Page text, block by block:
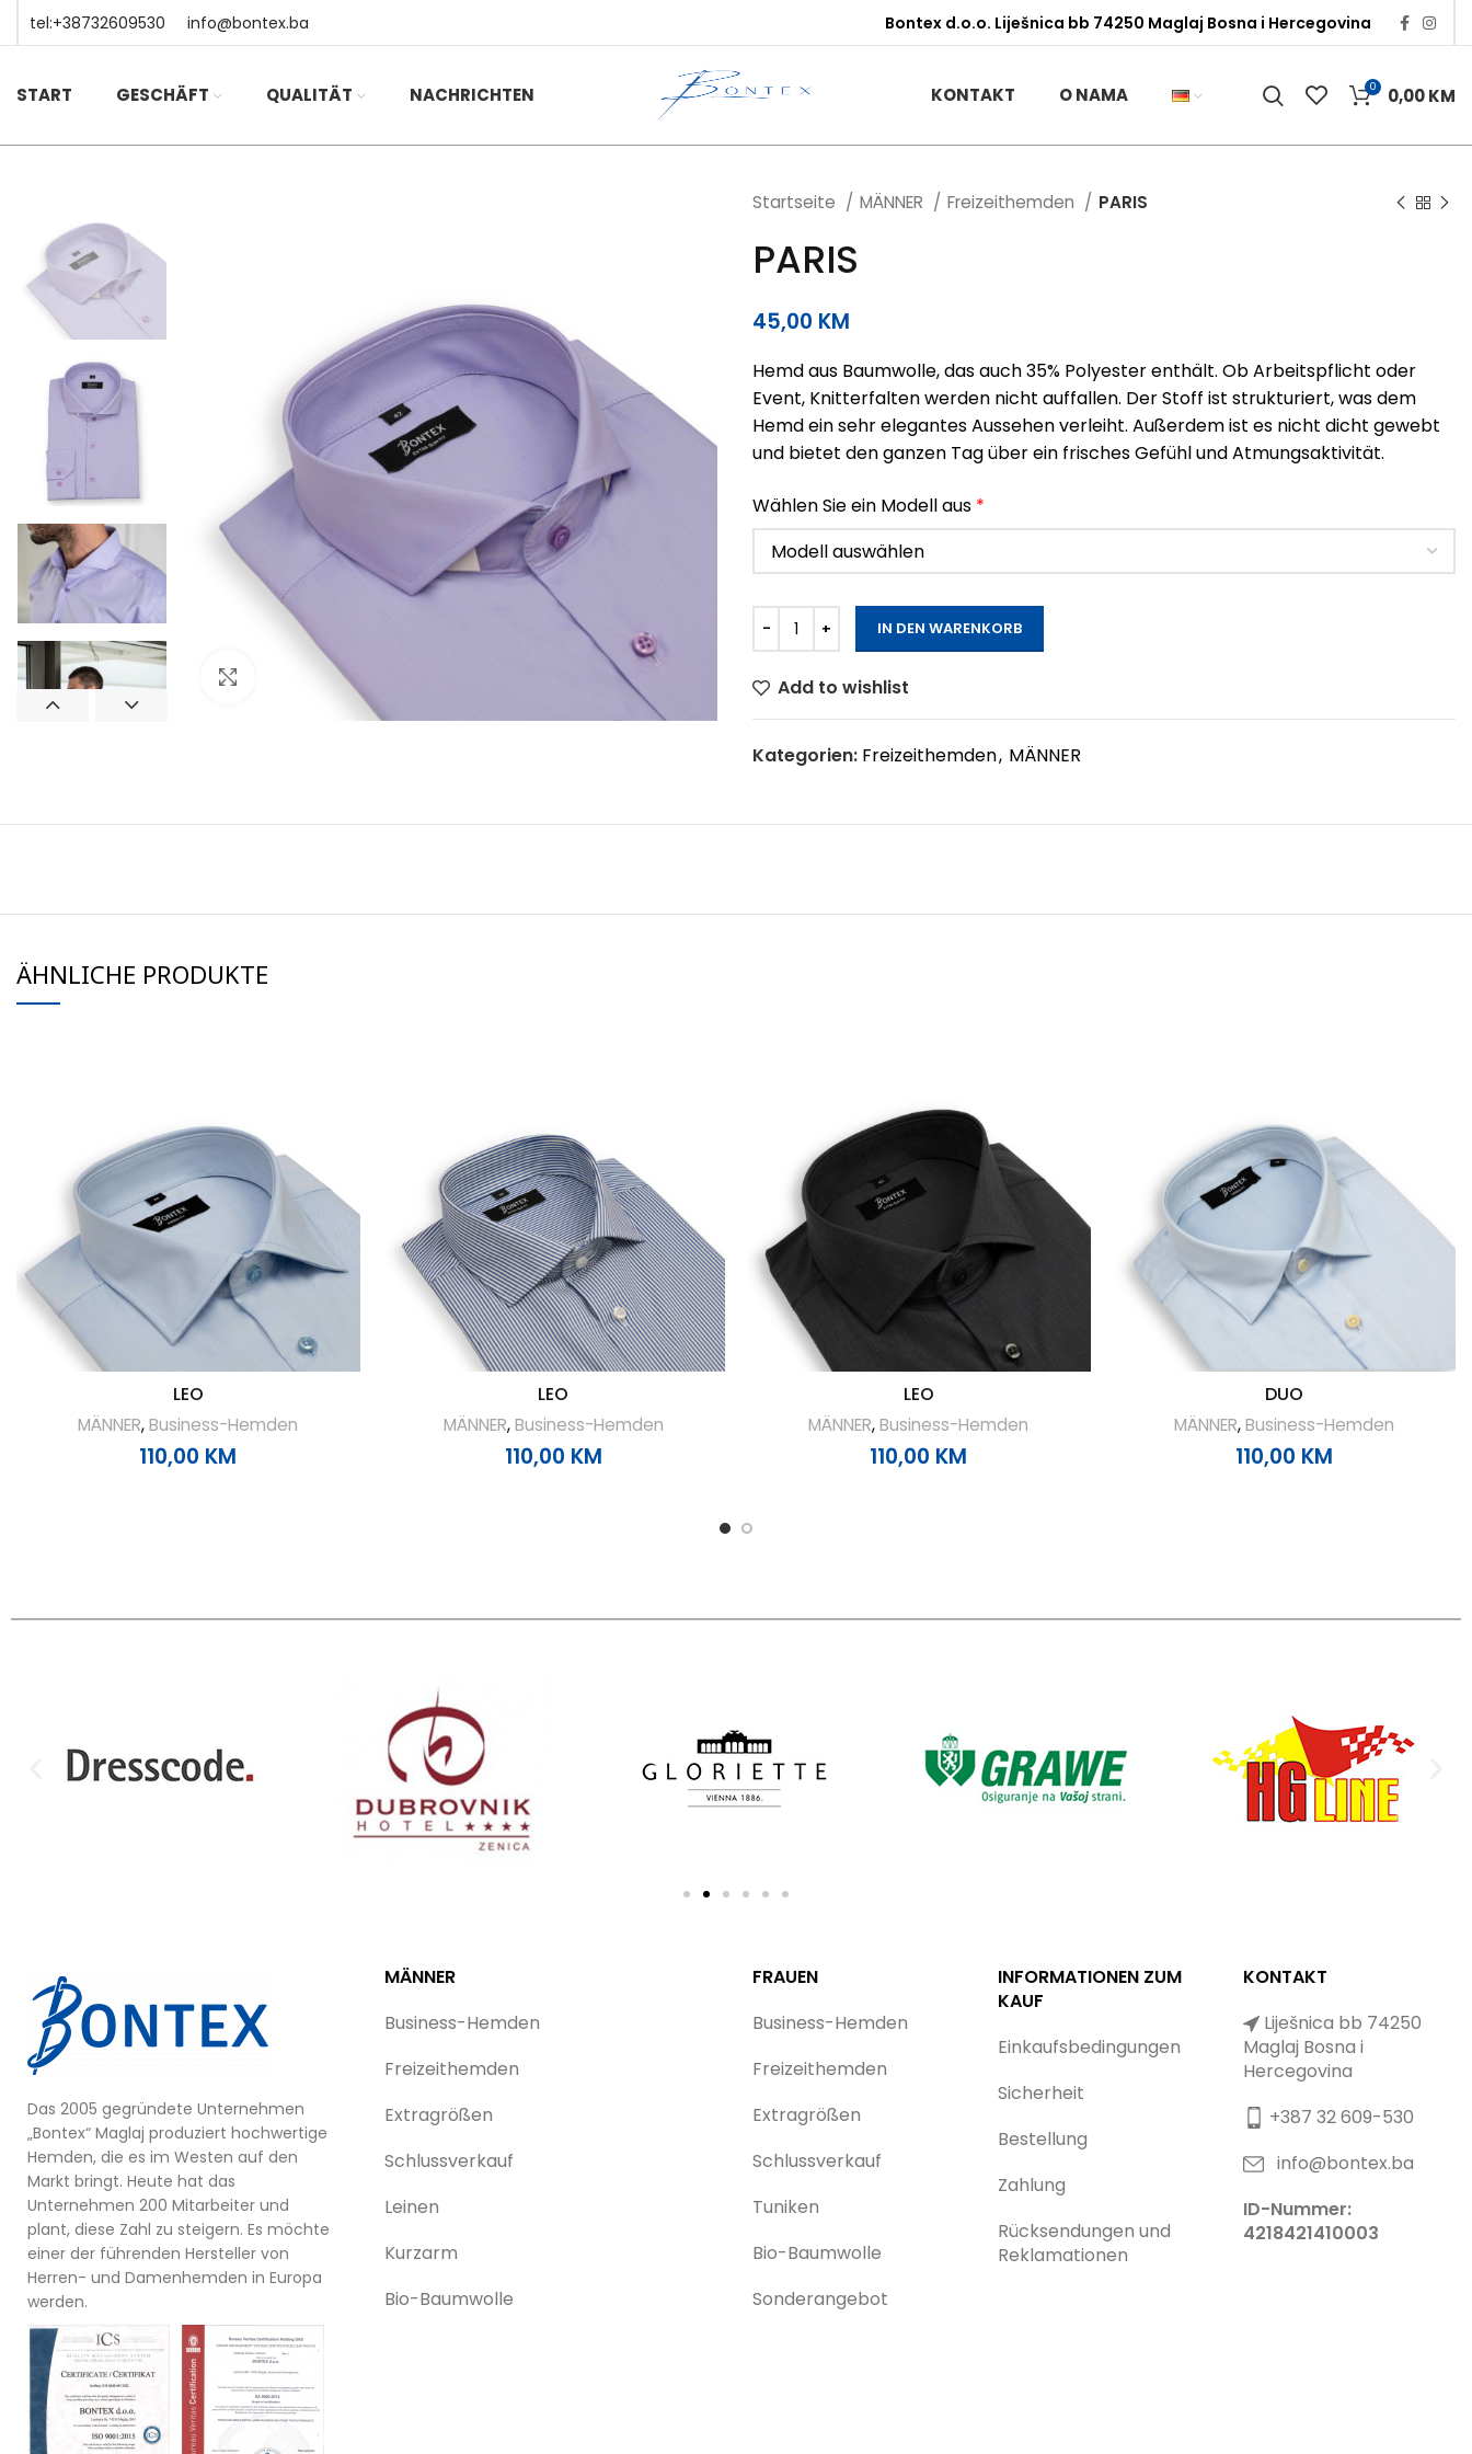
tel:+38732609530 info@bontex.ba Bontex d.o.o. Liješnica bb 74250 Maglaj Bosna i Hercegovina
START GESCHÄFT QUALITÄT NACHRICHTEN KONTAKT O NAMA 0 0,00KM
Click to enlarge
Startseite MÄNNER Freizeithemden PARIS
PARIS
45,00 KM
Hemd aus Baumwolle, das auch 35% Polyester enthält. Ob Arbeitspflicht oder
Event, Knitterfalten werden nicht auffallen. Der Stoff ist strukturiert, was dem
Hemd ein sehr elegantes Aussehen verleiht. Außerdem ist es nicht dicht gewebt
und bietet den ganzen Tag über ein frisches Gefühl und Atmungsaktivität.
Wählen Sie ein Modell aus *
IN DEN WARENKORB
Add to wishlist
Kategorien: Freizeithemden, MÄNNER
ÄHNLICHE PRODUKTE
LEO
MÄNNER,Business-Hemden
110,00 KM
LEO
MÄNNER,Business-Hemden
110,00 KM
LEO
MÄNNER,Business-Hemden
110,00 KM
DUO
MÄNNER,Business-Hemden
110,00 KM
Das 2005 gegründete Unternehmen
„Bontex“ Maglaj produziert hochwertige
Hemden, die es im Westen auf den
Markt bringt. Heute hat das
Unternehmen 200 Mitarbeiter und
plant, diese Zahl zu steigern. Es möchte
einer der führenden Hersteller von
Herren- und Damenhemden in Europa
werden.
MÄNNER
Business-Hemden
Freizeithemden
Extragrößen
Schlussverkauf
Leinen
Kurzarm
Bio-Baumwolle
FRAUEN
Business-Hemden
Freizeithemden
Extragrößen
Schlussverkauf
Tuniken
Bio-Baumwolle
Sonderangebot
INFORMATIONEN ZUM
KAUF
Einkaufsbedingungen
Sicherheit
Bestellung
Zahlung
Rücksendungen und
Reklamationen
KONTAKT
Liješnica bb 74250
Maglaj Bosna i
Hercegovina
+387 32 609-530
info@bontex.ba
ID-Nummer:
4218421410003